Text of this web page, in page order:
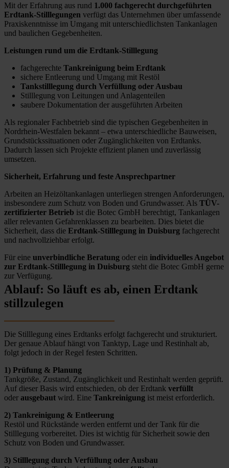
Mit der Erfahrung aus rund 1.000 fachgerecht durchgeführten
Erdtank-Stilllegungen verfügt das Unternehmen über umfassende
Praxiskenntnisse im Umgang mit unterschiedlichsten Tankanlagen
und baulichen Gegebenheiten.
Leistungen rund um die Erdtank-Stilllegung
fachgerechte Tankreinigung beim Erdtank
sichere Entleerung und Umgang mit Restöl
Tankstilllegung durch Verfüllung oder Ausbau
Stilllegung von Leitungen und Anlagenteilen
saubere Dokumentation der ausgeführten Arbeiten
Als regionaler Fachbetrieb sind die typischen Gegebenheiten in
Nordrhein-Westfalen bekannt – etwa unterschiedliche Bauweisen,
Grundstückssituationen oder Zugänglichkeiten von Erdtanks.
Dadurch lassen sich Projekte effizient planen und zuverlässig
umsetzen.
Sicherheit, Erfahrung und feste Ansprechpartner
Arbeiten an Heizöltankanlagen unterliegen strengen Anforderungen,
insbesondere zum Schutz von Boden und Grundwasser. Als TÜV-
zertifizierter Betrieb ist die Botec GmbH berechtigt, Tankanlagen
aller relevanten Gefahrenklassen zu bearbeiten. Dies bietet die
Sicherheit, dass die Erdtank-Stilllegung in Duisburg fachgerecht
und nachvollziehbar erfolgt.
Für eine unverbindliche Beratung oder ein individuelles Angebot
zur Erdtank-Stilllegung in Duisburg steht die Botec GmbH gerne
zur Verfügung.
Ablauf: So läuft es ab, einen Erdtank
stillzulegen
Die Stilllegung eines Erdtanks erfolgt fachgerecht und strukturiert.
Der genaue Ablauf hängt von Tanktyp, Lage und Restinhalt ab,
folgt jedoch in der Regel festen Schritten.
1) Prüfung & Planung
Tankgröße, Zustand, Zugänglichkeit und Restinhalt werden geprüft.
Auf dieser Basis wird entschieden, ob der Erdtank verfüllt
oder ausgebaut wird. Eine Tankreinigung ist meist erforderlich.
2) Tankreinigung & Entleerung
Restöl und Rückstände werden entfernt und der Tank für die
Stilllegung vorbereitet. Dies ist wichtig für Sicherheit sowie den
Schutz von Boden und Grundwasser.
3) Stilllegung durch Verfüllung oder Ausbau